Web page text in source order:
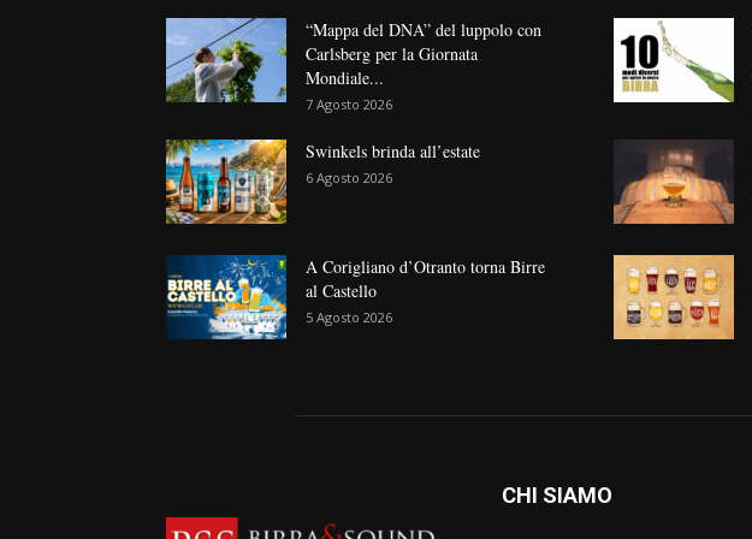
“Mappa del DNA” del luppolo con
Carlsberg per la Giornata
Mondiale...
7 Agosto 2026
Swinkels brinda all’estate
6 Agosto 2026
A Corigliano d’Otranto torna Birre
al Castello
5 Agosto 2026
CHI SIAMO